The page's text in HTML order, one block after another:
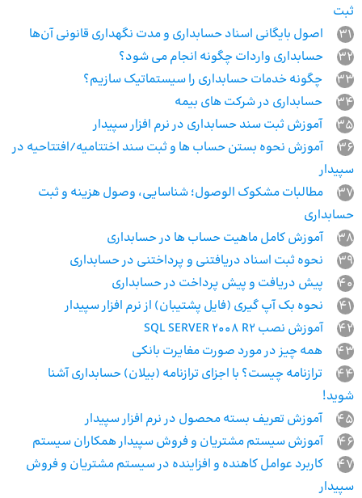
ثبت
31
اصول بایگانی اسناد حسابداری و مدت نگهداری قانونی آن‌ها
32
حسابداری واردات چگونه انجام می شود؟
33
چگونه خدمات حسابداری را سیستماتیک سازیم؟
34
حسابداری در شرکت های بیمه
35
آموزش ثبت سند حسابداری در نرم افزار سپیدار
36
آموزش نحوه بستن حساب ها و ثبت سند اختتامیه/افتتاحیه در
سپیدار
37
مطالبات مشکوک الوصول؛ شناسایی، وصول هزینه و ثبت
حسابداری
38
آموزش کامل ماهیت حساب ها در حسابداری
39
نحوه ثبت‌ اسناد دریافتنی و پرداختنی در حسابداری
40
پیش دریافت و پیش پرداخت در حسابداری
41
نحوه بک آپ گیری (فایل پشتیبان) از نرم افزار سپیدار
42
آموزش نصب SQL SERVER 2008 R2
43
همه چیز در مورد صورت مغایرت بانکی
44
ترازنامه چیست؟ با اجزای ترازنامه (بیلان) حسابداری آشنا
شوید!
45
آموزش تعریف بسته محصول در نرم افزار سپیدار
46
آموزش سیستم مشتریان و فروش سپیدار همکاران سیستم
47
کاربرد عوامل کاهنده و افزاینده در سیستم مشتریان و فروش
سپیدار